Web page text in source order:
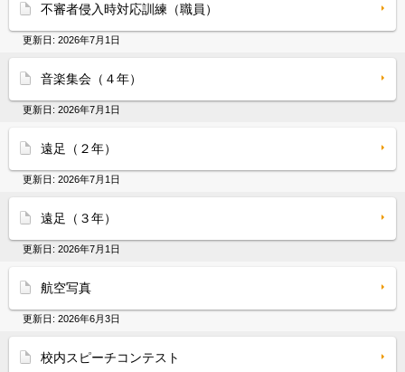
不審者侵入時対応訓練（職員）
更新日: 2026年7月1日
音楽集会（４年）
更新日: 2026年7月1日
遠足（２年）
更新日: 2026年7月1日
遠足（３年）
更新日: 2026年7月1日
航空写真
更新日: 2026年6月3日
校内スピーチコンテスト